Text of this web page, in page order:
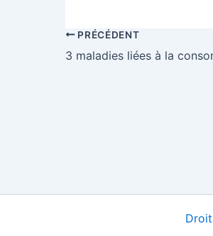
PRÉCÉDENT
3 maladies liées à la